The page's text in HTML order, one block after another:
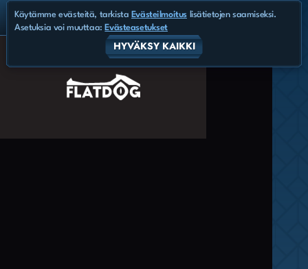
Käytämme evästeitä, tarkista Evästeilmoituslisätietojen saamiseksi.
Asetuksia voi muuttaa: Evästeasetukset
HYVÄKSY KAIKKI